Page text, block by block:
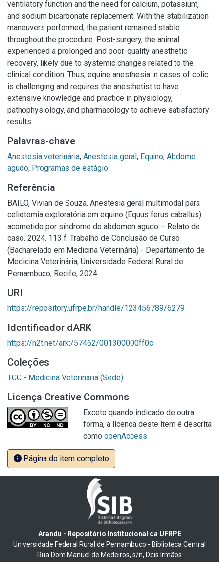
ventilatory function and the need for calcium, potassium,
and sodium bicarbonate replacement. With the stabilization
maneuvers performed, the patient remained stable
throughout the procedure. Post-surgery, the animal
experienced a prolonged and poor-quality anesthetic
recovery, likely due to systemic changes related to the
clinical condition. Thus, equine anesthesia in cases of colic
is challenging and requires the anesthetist to have
extensive knowledge and practice in physiology,
pathophysiology, and pharmacology to achieve satisfactory
results.
Palavras-chave
Anestesia veterinária; Anestesia geral; Equino; Abdome
agudo; Programas de estágio
Referência
BAILO, Vivian de Souza. Anestesia geral multimodal para
celiotomia exploratória em equino (Equus ferus caballus)
acometido por síndrome do abdomen agudo – Relato de
caso. 2024. 113 f. Trabalho de Conclusão de Curso
(Bacharelado em Medicina Veterinária) - Departamento de
Medicina Veterinária, Universidade Federal Rural de
Pernambuco, Recife, 2024.
URI
https://repository.ufrpe.br/handle/123456789/6279
Identificador dARK
https://n2t.net/ark:/57462/001300000ff0c
Coleções
TCC - Medicina Veterinária (Sede)
Licença Creative Commons
Exceto quando indicado de outra
forma, a licença deste item é descrita
como openAccess
Página do item completo
Arandu - Repositório Institucional da UFRPE
Universidade Federal Rural de Pernambuco - Biblioteca Central
Rua Dom Manuel de Medeiros, s/n, Dois Irmãos